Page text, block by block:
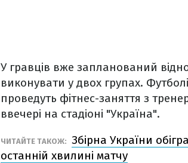
У гравців вже запланований
виконувати у двох групах.
проведуть фітнес-заняття з
ввечері на стадіоні "Україна".
ЧИТАЙТЕ ТАКОЖ: Збірна України
останній хвилині матчу